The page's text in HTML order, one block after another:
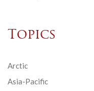
Topics
Arctic
Asia-Pacific